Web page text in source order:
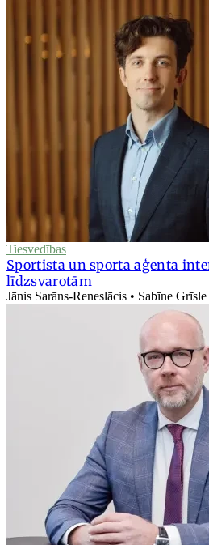
Tiesvedības
Sportista un sporta aģenta
līdzsvarotām
Jānis Sarāns-Reneslācis • Sabīne Grīsle